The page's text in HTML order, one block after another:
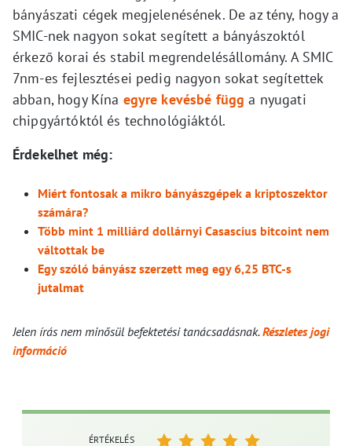
bányászati cégek megjelenésének. De az tény, hogy a
SMIC-nek nagyon sokat segített a bányászoktól
érkező korai és stabil megrendelésállomány. A SMIC
7nm-es fejlesztései pedig nagyon sokat segítettek
abban, hogy Kína egyre kevésbé függ a nyugati
chipgyártóktól és technológiáktól.
Érdekelhet még:
Miért fontosak a mikro bányászgépek a kriptoszektor
számára?
Több mint 1 milliárd dollárnyi Casascius bitcoint nem
váltottak be
Egy szóló bányász szerzett meg egy 6,25 BTC-s
jutalmat
Jelen írás nem minősül befektetési tanácsadásnak.Részletes jogi
információ
ÉRTÉKELÉS